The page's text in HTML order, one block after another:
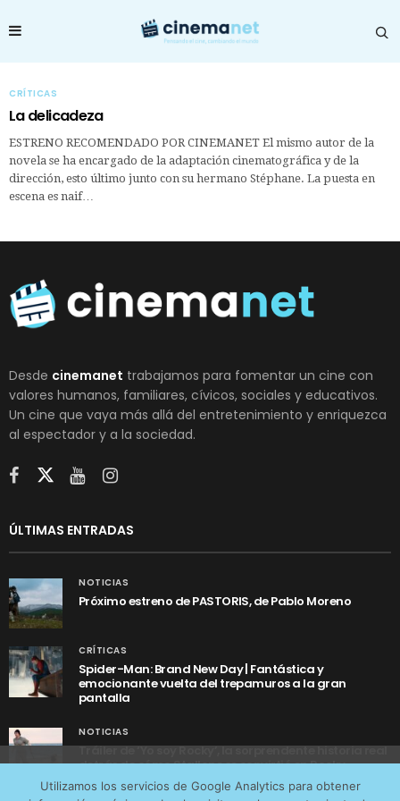
CRÍTICAS
La delicadeza
ESTRENO RECOMENDADO POR CINEMANET El mismo autor de la
novela se ha encargado de la adaptación cinematográfica y de la
dirección, esto último junto con su hermano Stéphane. La puesta en
escena es naif…
Desde cinemanet trabajamos para fomentar un cine con
valores humanos, familiares, cívicos, sociales y educativos.
Un cine que vaya más allá del entretenimiento y enriquezca
al espectador y a la sociedad.
ÚLTIMAS ENTRADAS
NOTICIAS
Próximo estreno de PASTORIS, de Pablo Moreno
CRÍTICAS
Spider-Man: Brand New Day | Fantástica y
emocionante vuelta del trepamuros a la gran
pantalla
NOTICIAS
Tráiler de ‘Yo soy Rocky’, la sorprendente historia real
detrás de cómo Stallone se convirtió en Rocky
Utilizamos los servicios de Google Analytics para obtener
tráfico web que recibimos y conocer los servicios que